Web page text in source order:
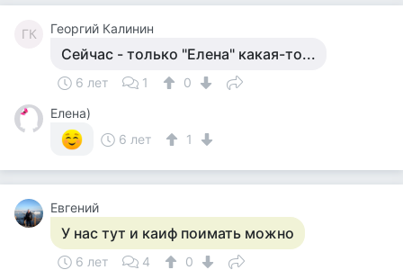
ГК Георгий Калинин
Сейчас - только "Елена" какая-то...
6 лет 1
0
Елена)
6 лет
1
Евгений
У нас тут и каиф поимать можно
6 лет 4
0